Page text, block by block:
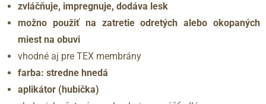
zvláčňuje, impregnuje, dodáva lesk
možno použiť na zatretie odretých alebo okopaných
miest na obuvi
vhodné aj pre TEX membrány
farba: stredne hnedá
aplikátor (hubička)